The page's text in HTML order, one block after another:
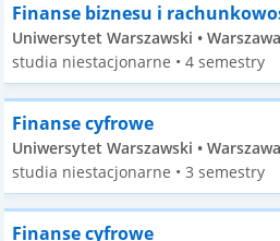
Finanse biznesu i
Uniwersytet Warszawski •
studia niestacjonarne • 4 semestry
Finanse cyfrowe
Uniwersytet Warszawski •
studia niestacjonarne • 3 semestry
Finanse cyfrowe